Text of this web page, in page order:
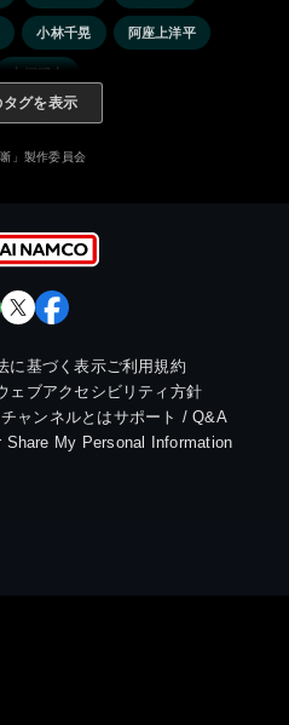
小林千晃 阿座上洋平
大塚明夫
タグを表示
」製作委員会
に基づく表示ご利用規約
ェブアクセシビリティ方針
ャンネルとはサポート / Q&A
Share My Personal Information